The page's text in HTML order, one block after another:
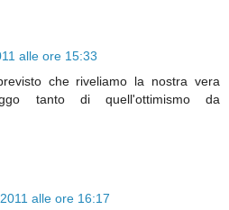
alle ore 15:33
che riveliamo la nostra vera
tanto di quell'ottimismo da
alle ore 16:17